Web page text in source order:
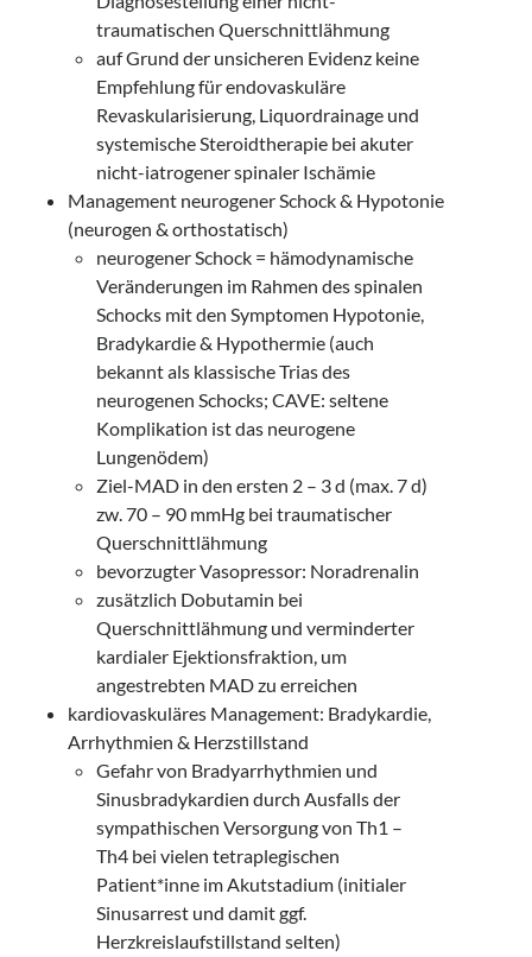
traumatischen Querschnittlähmung
auf Grund der unsicheren Evidenz keine
Empfehlung für endovaskuläre
Revaskularisierung, Liquordrainage und
systemische Steroidtherapie bei akuter
nicht-iatrogener spinaler Ischämie
Management neurogener Schock & Hypotonie
(neurogen & orthostatisch)
neurogener Schock = hämodynamische
Veränderungen im Rahmen des spinalen
Schocks mit den Symptomen Hypotonie,
Bradykardie & Hypothermie (auch
bekannt als klassische Trias des
neurogenen Schocks; CAVE: seltene
Komplikation ist das neurogene
Lungenödem)
Ziel-MAD in den ersten 2 – 3 d (max. 7 d)
zw. 70 – 90 mmHg bei traumatischer
Querschnittlähmung
bevorzugter Vasopressor: Noradrenalin
zusätzlich Dobutamin bei
Querschnittlähmung und verminderter
kardialer Ejektionsfraktion, um
angestrebten MAD zu erreichen
kardiovaskuläres Management: Bradykardie,
Arrhythmien & Herzstillstand
Gefahr von Bradyarrhythmien und
Sinusbradykardien durch Ausfalls der
sympathischen Versorgung von Th1 –
Th4 bei vielen tetraplegischen
Patient*inne im Akutstadium (initialer
Sinusarrest und damit ggf.
Herzkreislaufstillstand selten)